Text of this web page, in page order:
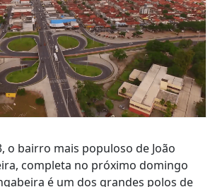
o bairro mais populoso de João
completa no próximo domingo
é um dos grandes polos de